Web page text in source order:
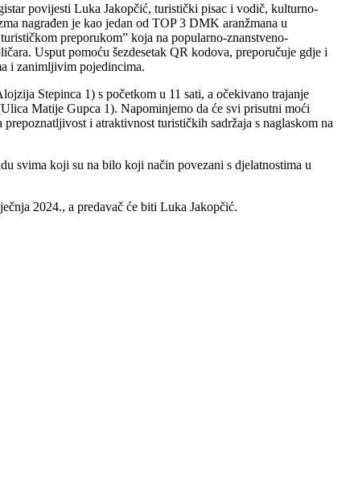
povijesti Luka Jakopčić, turistički pisac i vodič, kulturno-
nagrađen je kao jedan od TOP 3 DMK aranžmana u
preporukom” koja na popularno-znanstveno-
Usput pomoću šezdesetak QR kodova, preporučuje gdje i
i zanimljivim pojedincima.
Stepinca 1) s početkom u 11 sati, a očekivano trajanje
Matije Gupca 1). Napominjemo da će svi prisutni moći
i atraktivnost turističkih sadržaja s naglaskom na
svima koji su na bilo koji način povezani s djelatnostima u